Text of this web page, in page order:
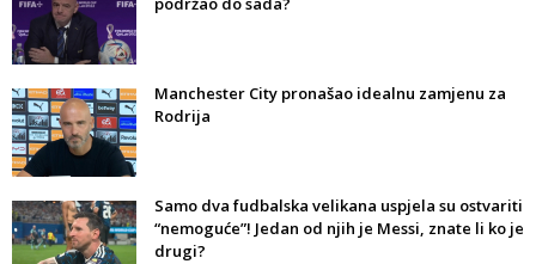
Manchester City pronašao idealnu zamjenu za
Rodrija
Samo dva fudbalska velikana uspjela su ostvariti
“nemoguće”! Jedan od njih je Messi, znate li ko je
drugi?